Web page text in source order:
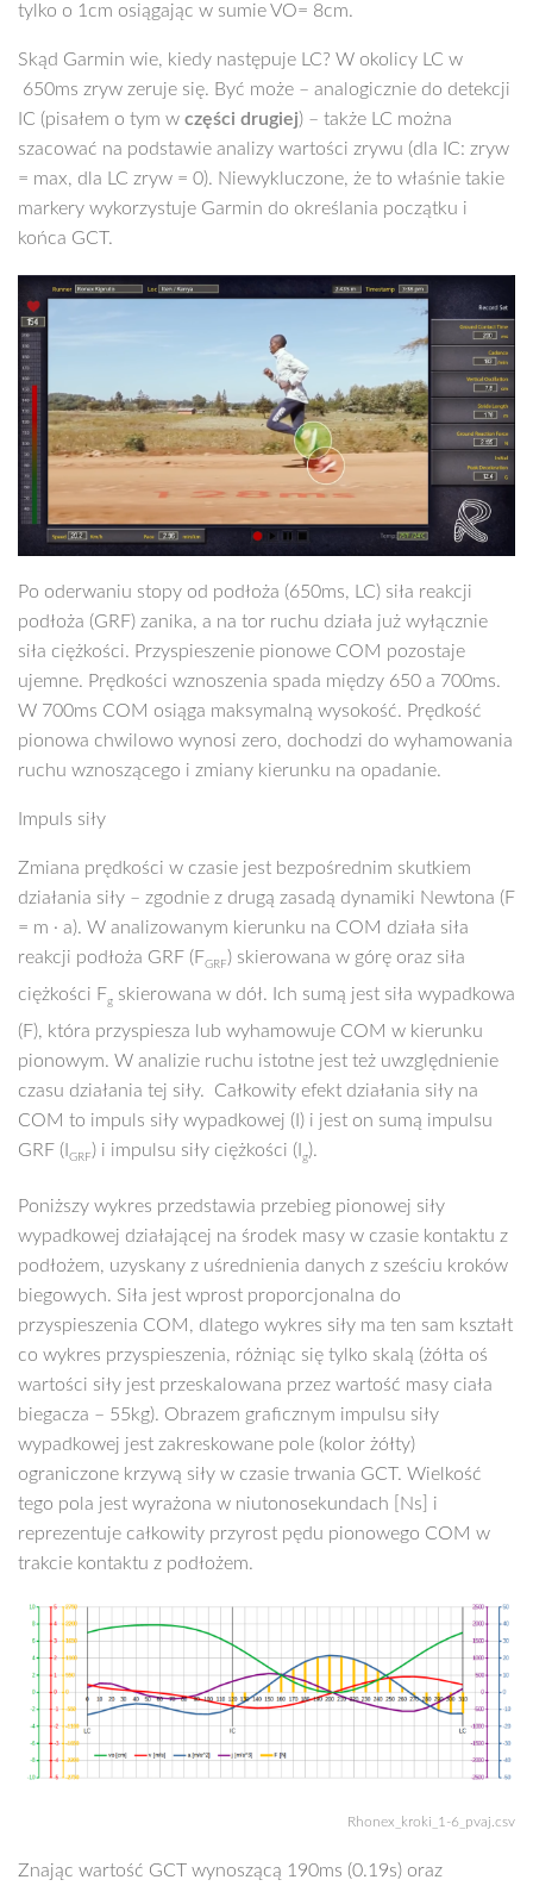
tylko o 1cm osiągając w sumie VO= 8cm.
Skąd Garmin wie, kiedy następuje LC? W okolicy LC w
650ms zryw zeruje się. Być może – analogicznie do detekcji
IC (pisałem o tym w części drugiej) – także LC można
szacować na podstawie analizy wartości zrywu (dla IC: zryw
= max, dla LC zryw = 0). Niewykluczone, że to właśnie takie
markery wykorzystuje Garmin do określania początku i
końca GCT.
Po oderwaniu stopy od podłoża (650ms, LC) siła reakcji
podłoża (GRF) zanika, a na tor ruchu działa już wyłącznie
siła ciężkości. Przyspieszenie pionowe COM pozostaje
ujemne. Prędkości wznoszenia spada między 650 a 700ms.
W 700ms COM osiąga maksymalną wysokość. Prędkość
pionowa chwilowo wynosi zero, dochodzi do wyhamowania
ruchu wznoszącego i zmiany kierunku na opadanie.
Impuls siły
Zmiana prędkości w czasie jest bezpośrednim skutkiem
działania siły – zgodnie z drugą zasadą dynamiki Newtona (F
= m · a). W analizowanym kierunku na COM działa siła
reakcji podłoża GRF (FGRF) skierowana w górę oraz siła
ciężkości Fg skierowana w dół. Ich sumą jest siła wypadkowa
(F), która przyspiesza lub wyhamowuje COM w kierunku
pionowym. W analizie ruchu istotne jest też uwzględnienie
czasu działania tej siły. Całkowity efekt działania siły na
COM to impuls siły wypadkowej (I) i jest on sumą impulsu
GRF (I GRF ) i impulsu siły ciężkości (I g).
Poniższy wykres przedstawia przebieg pionowej siły
wypadkowej działającej na środek masy w czasie kontaktu z
podłożem, uzyskany z uśrednienia danych z sześciu kroków
biegowych. Siła jest wprost proporcjonalna do
przyspieszenia COM, dlatego wykres siły ma ten sam kształt
co wykres przyspieszenia, różniąc się tylko skalą (żółta oś
wartości siły jest przeskalowana przez wartość masy ciała
biegacza – 55kg). Obrazem graficznym impulsu siły
wypadkowej jest zakreskowane pole (kolor żółty)
ograniczone krzywą siły w czasie trwania GCT. Wielkość
tego pola jest wyrażona w niutonosekundach [Ns] i
reprezentuje całkowity przyrost pędu pionowego COM w
trakcie kontaktu z podłożem.
Rhonex_kroki_1-6_pvaj.csv
Znając wartość GCT wynoszącą 190ms (0.19s) oraz